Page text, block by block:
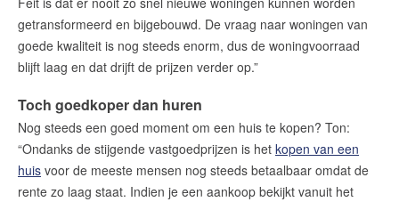
getransformeerd en bijgebouwd. De vraag naar woningen van
goede kwaliteit is nog steeds enorm, dus de woningvoorraad
blijft laag en dat drijft de prijzen verder op.”
Toch goedkoper dan huren
Nog steeds een goed moment om een ​​huis te kopen? Ton:
“Ondanks de stijgende vastgoedprijzen is het kopen van een
huis voor de meeste mensen nog steeds betaalbaar omdat de
rente zo laag staat. Indien je een aankoop bekijkt vanuit het